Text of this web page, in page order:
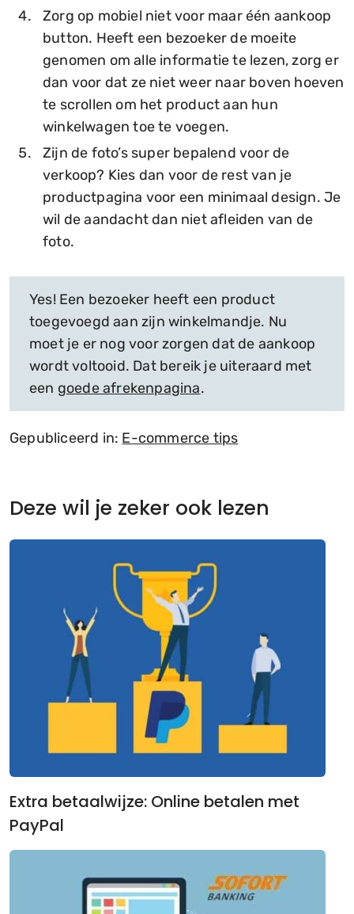
Zorg op mobiel niet voor maar één aankoop
button. Heeft een bezoeker de moeite
genomen om alle informatie te lezen, zorg er
dan voor dat ze niet weer naar boven hoeven
te scrollen om het product aan hun
winkelwagen toe te voegen.
Zijn de foto’s super bepalend voor de
verkoop? Kies dan voor de rest van je
productpagina voor een minimaal design. Je
wil de aandacht dan niet afleiden van de
foto.
Yes! Een bezoeker heeft een product
toegevoegd aan zijn winkelmandje. Nu
moet je er nog voor zorgen dat de aankoop
wordt voltooid. Dat bereik je uiteraard met
een goede afrekenpagina.
Gepubliceerd in: E-commerce tips
Deze wil je zeker ook lezen
Extra betaalwijze: Online betalen met
PayPal